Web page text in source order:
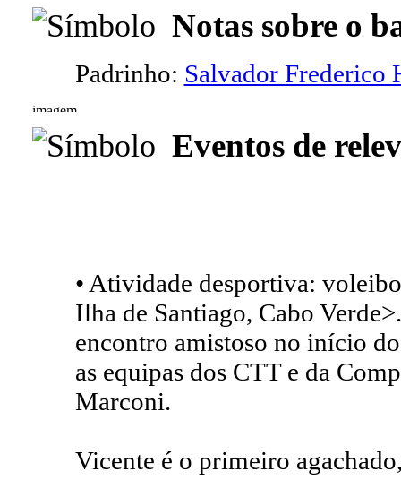
Notas sobre o
Padrinho: Salvador Frederico
Eventos de
• Atividade desportiva:
Ilha de Santiago, Cabo
encontro amistoso no início
as equipas dos CTT e da
Marconi.
Vicente é o primeiro